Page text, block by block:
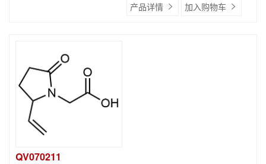
产品详情 加入购物车
QV070211